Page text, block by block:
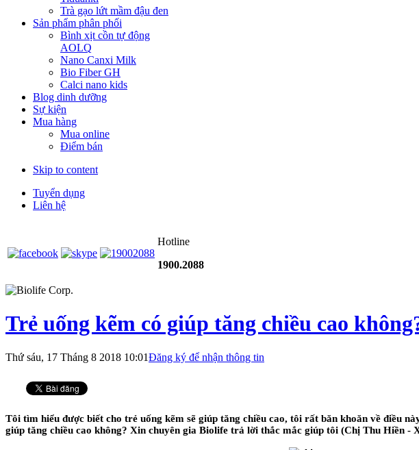
Trà gạo lứt mầm đậu đen
Sản phẩm phân phối
Bình xịt cồn tự động
AOLQ
Nano Canxi Milk
Bio Fiber GH
Calci nano kids
Blog dinh dưỡng
Sự kiện
Mua hàng
Mua online
Điểm bán
Skip to content
Tuyển dụng
Liên hệ
Hotline
1900.2088
Trẻ uống kẽm có giúp tăng chiều cao
Thứ sáu, 17 Tháng 8 2018 10:01Đăng ký để nhận thông tin
Tôi tìm hiểu được biết cho trẻ uống kẽm sẽ giúp tăng chiều cao, tôi rất băn khoăn về điều
giúp tăng chiều cao không? Xin chuyên gia Biolife trả lời thắc mắc giúp tôi (Chị Thu Hiền -